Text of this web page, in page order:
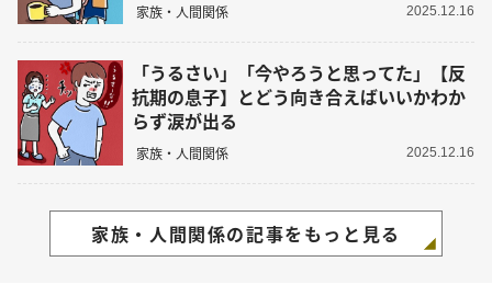
家族・人間関係 2025.12.16
「うるさい」「今やろうと思ってた」【反
抗期の息子】とどう向き合えばいいかわか
らず涙が出る
家族・人間関係 2025.12.16
家族・人間関係の記事をもっと見る